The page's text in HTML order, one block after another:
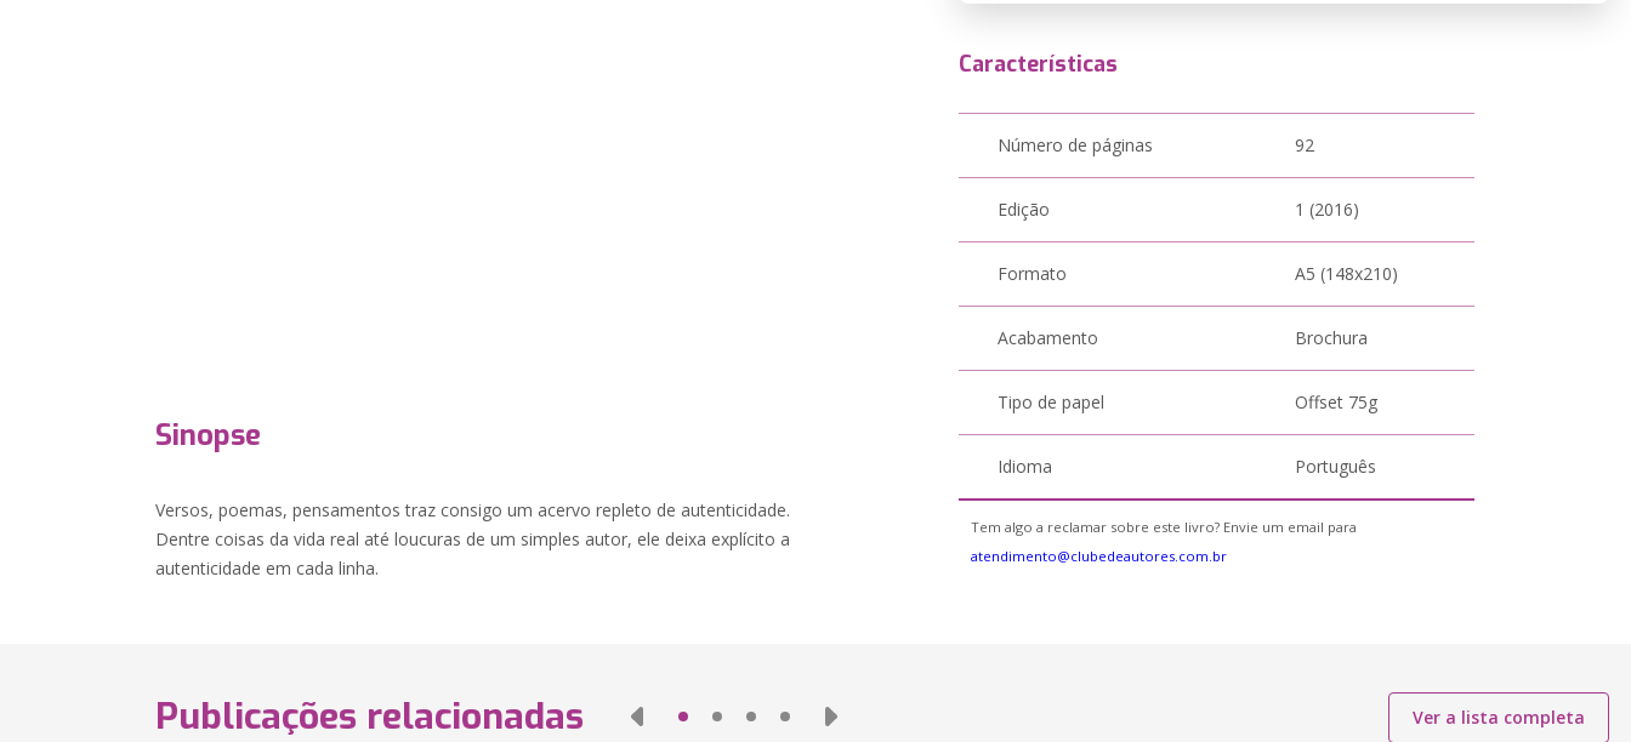
Sinopse
Versos, poemas, pensamentos traz consigo um acervo repleto de autenticidade.
Dentre coisas da vida real até loucuras de um simples autor, ele deixa explícito a
autenticidade em cada linha.
Características
Número de páginas 92
Edição 1 (2016)
Formato A5 (148x210)
Acabamento Brochura
Tipo de papel Offset 75g
Idioma Português
Tem algo a reclamar sobre este livro? Envie um email para
atendimento@clubedeautores.com.br
Publicações relacionadas Ver a lista completa